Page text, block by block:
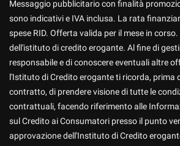
Messaggio pubblicitario con finalità
sono indicativi e IVA inclusa. La rata
spese RID. Offerta valida per il mese in
dell'istituto di credito erogante. Al fine di
responsabile e di conoscere eventuali altre
l'Istituto di Credito erogante ti ricorda, prima
contratto, di prendere visione di tutte le
contrattuali, facendo riferimento alle
sul Credito ai Consumatori presso il punto
approvazione dell'Instituto di Credito